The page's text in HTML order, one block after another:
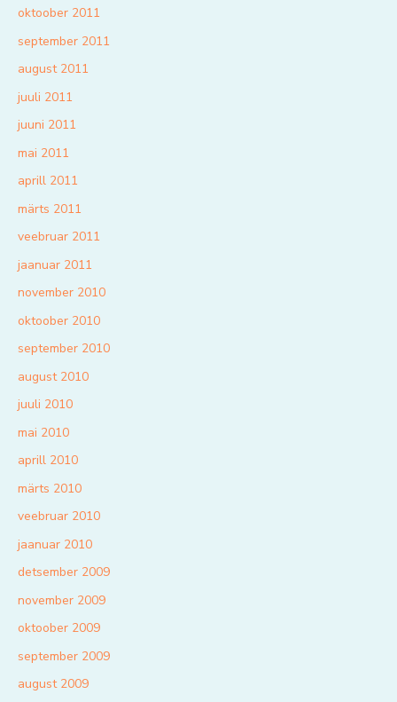
oktoober 2011
september 2011
august 2011
juuli 2011
juuni 2011
mai 2011
aprill 2011
märts 2011
veebruar 2011
jaanuar 2011
november 2010
oktoober 2010
september 2010
august 2010
juuli 2010
mai 2010
aprill 2010
märts 2010
veebruar 2010
jaanuar 2010
detsember 2009
november 2009
oktoober 2009
september 2009
august 2009